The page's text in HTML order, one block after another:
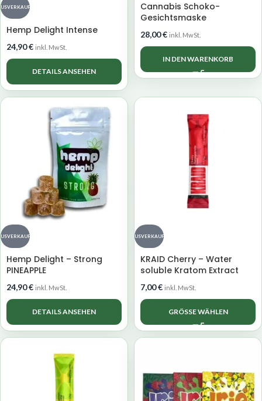
Hemp Delight Intense
24,90€ inkl. MwSt.
DETAILS ANSEHEN
Cannabis Schoko-
Gesichtsmaske
28,00€ inkl. MwSt.
IN DEN WARENKORB
Hemp Delight – Strong
PINEAPPLE
24,90€ inkl. MwSt.
DETAILS ANSEHEN
AUSVERKAUFT
KRAID Cherry – Water
soluble Kratom Extract
7,00€ inkl. MwSt.
GRÖSSE WÄHLEN